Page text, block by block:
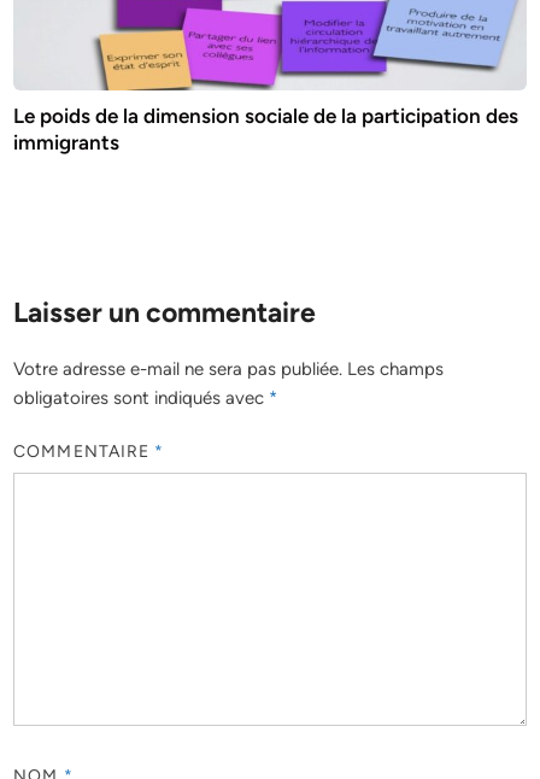
Le poids de la dimension sociale de la participation des
immigrants
Laisser un commentaire
Votre adresse e-mail ne sera pas publiée. Les champs
obligatoires sont indiqués avec *
COMMENTAIRE *